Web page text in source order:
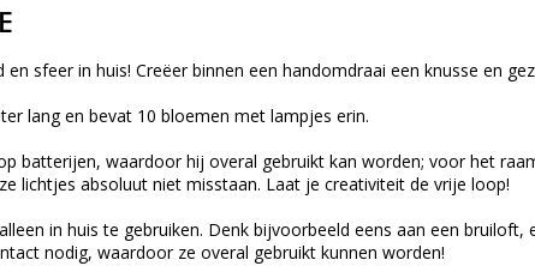
en sfeer in huis! Creëer binnen een handomdraai een knusse en
lang en bevat 10 bloemen met lampjes erin.
batterijen, waardoor hij overal gebruikt kan worden; voor het
lichtjes absoluut niet misstaan. Laat je creativiteit de vrije loop!
in huis te gebruiken. Denk bijvoorbeeld eens aan een
nodig, waardoor ze overal gebruikt kunnen worden!